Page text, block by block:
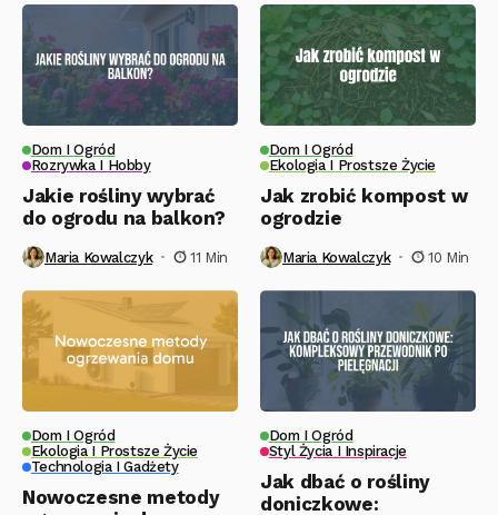
Dom I Ogród
Rozrywka I Hobby
Jakie rośliny wybrać
do ogrodu na balkon?
Maria Kowalczyk 11 Min
Dom I Ogród
Ekologia I Prostsze Życie
Jak zrobić kompost w
ogrodzie
Maria Kowalczyk 10 Min
Dom I Ogród
Ekologia I Prostsze Życie
Technologia I Gadżety
Nowoczesne metody
Dom I Ogród
Styl Życia I Inspiracje
Jak dbać o rośliny
doniczkowe: